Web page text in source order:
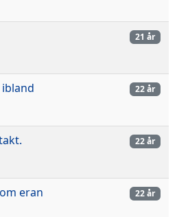
21 år
22 år
22 år
eran
22 år